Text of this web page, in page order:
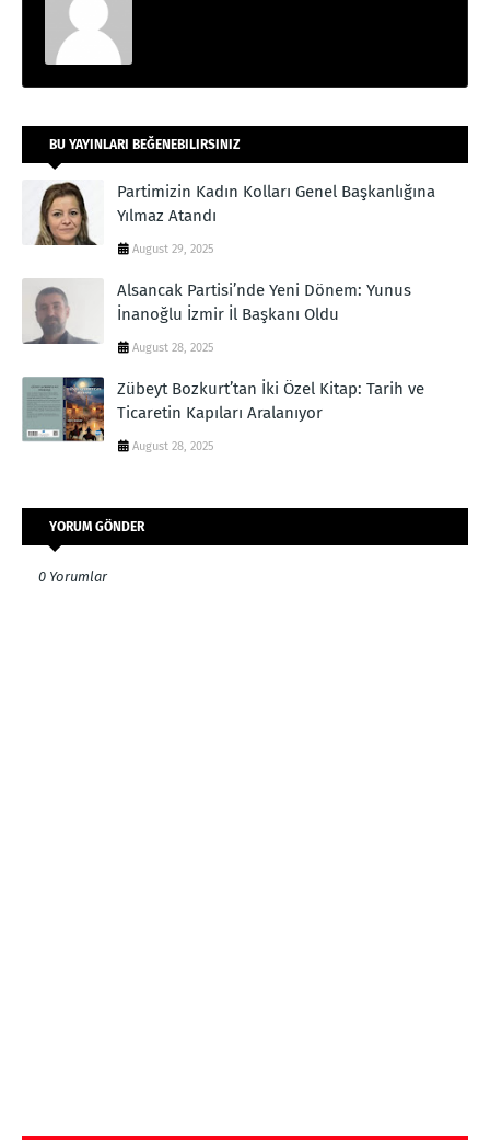
BU YAYINLARI BEĞENEBILIRSINIZ
Partimizin Kadın Kolları Genel Başkanlığına
Yılmaz Atandı
August 29, 2025
Alsancak Partisi’nde Yeni Dönem: Yunus
İnanoğlu İzmir İl Başkanı Oldu
August 28, 2025
Zübeyt Bozkurt’tan İki Özel Kitap: Tarih ve
Ticaretin Kapıları Aralanıyor
August 28, 2025
YORUM GÖNDER
0 Yorumlar